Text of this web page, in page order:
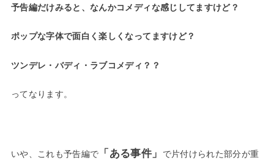
予告編だけみると、なんかコメディな感じしてますけど？
ポップな字体で面白く楽しくなってますけど？
ツンデレ・バディ・ラブコメディ？？
ってなります。
いや、これも予告編で 「ある事件」
で片付けられた部分が重